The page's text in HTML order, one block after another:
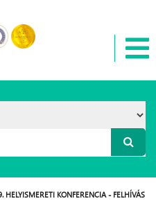
HELYISMERETI KONFERENCIA - FELHÍVÁS